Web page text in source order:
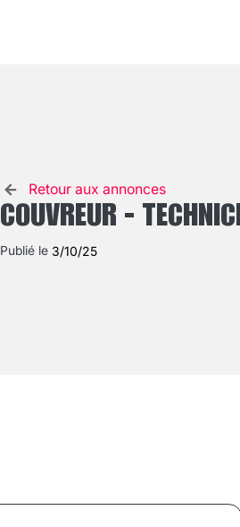
Retour aux annonces
COUVREUR -
Publié le 3/10/25